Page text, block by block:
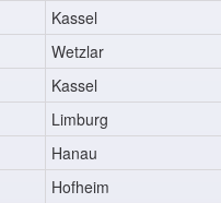
Kassel
Wetzlar
Kassel
Limburg
Hanau
Hofheim